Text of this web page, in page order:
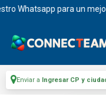
Whatsapp para un mejor
Enviar a Ingresar CP y